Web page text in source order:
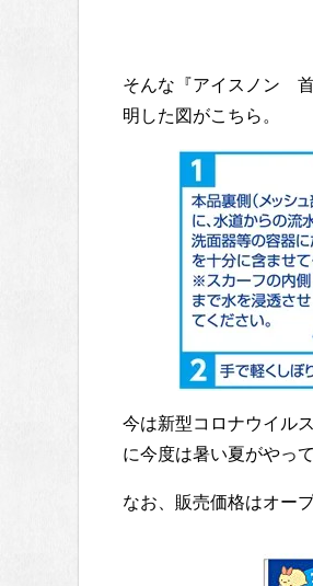
そんな『アイスノン
明した図がこちら。
今は新型コロナウイル
に今度は暑い夏がやっ
なお、販売価格はオー